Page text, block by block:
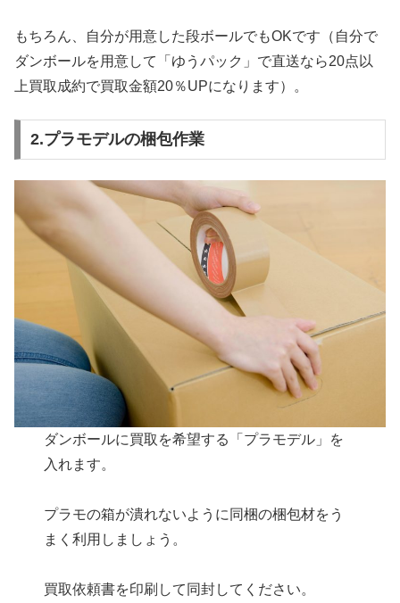
もちろん、自分が用意した段ボールでもOKです（自分で
ダンボールを用意して「ゆうパック」で直送なら20点以
上買取成約で買取金額20％UPになります）。
2.プラモデルの梱包作業
ダンボールに買取を希望する「プラモデル」を
入れます。
プラモの箱が潰れないように同梱の梱包材をう
まく利用しましょう。
買取依頼書を印刷して同封してください。